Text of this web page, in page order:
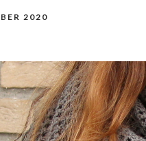
2020